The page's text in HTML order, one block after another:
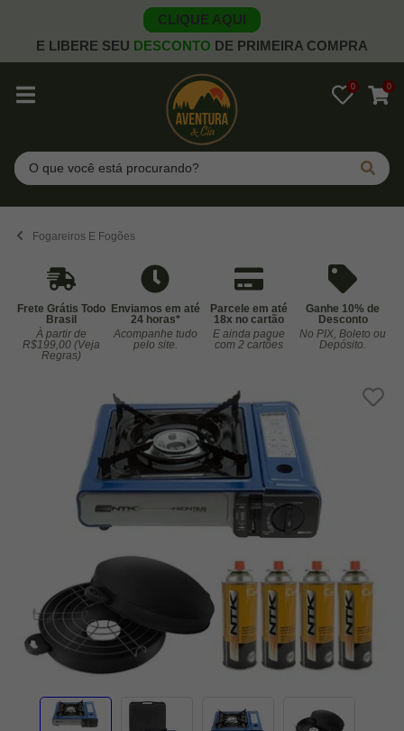
CLIQUE AQUI
E LIBERE SEU DESCONTO DE PRIMEIRA COMPRA
0 0
Pesquisar
Fogareiros E Fogões
Frete Grátis Todo
Brasil
À partir de
R$199,00 (Veja
Regras)
Enviamos em até
24 horas*
Acompanhe tudo
pelo site.
Parcele em até
18x no cartão
E ainda pague
com 2 cartões
Ganhe 10% de
Desconto
No PIX, Boleto ou
Depósito.